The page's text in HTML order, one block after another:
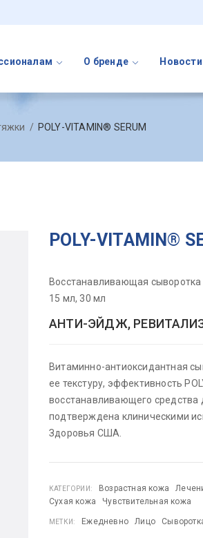
О бренде Новости
POLY-VITAMIN® SERUM
POLY-VITAMIN®
Восстанавливающая сыворотка
15 мл, 30 мл
АНТИ-ЭЙДЖ,
Витаминно-антиоксидантная
ее текстуру, эффективность
восстанавливающего
подтверждена клиническими
Здоровья США.
КАТЕГОРИИ: Возрастная кожа
Сухая кожа
Чувствительная кожа
МЕТКИ: Ежедневно Лицо